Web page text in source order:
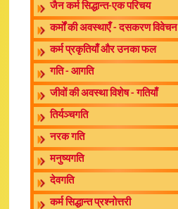
जैन कर्म सिद्धान्त-एक परिचय
कर्मों की अवस्थाएँ - दसकरण विवेचन
कर्म प्रकृतियाँ और उनका फल
गति - आगति
जीवों की अवस्था विशेष - गतियाँ
तिर्यञ्चगति
नरक गति
मनुष्यगति
देवगति
कर्म सिद्धान्त प्रश्नोत्तरी